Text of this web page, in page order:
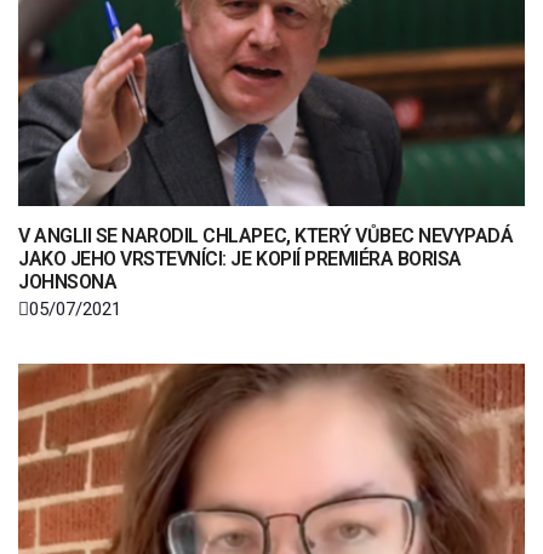
V ANGLII SE NARODIL CHLAPEC, KTERÝ VŮBEC NEVYPADÁ
JAKO JEHO VRSTEVNÍCI: JE KOPIÍ PREMIÉRA BORISA
JOHNSONA
05/07/2021